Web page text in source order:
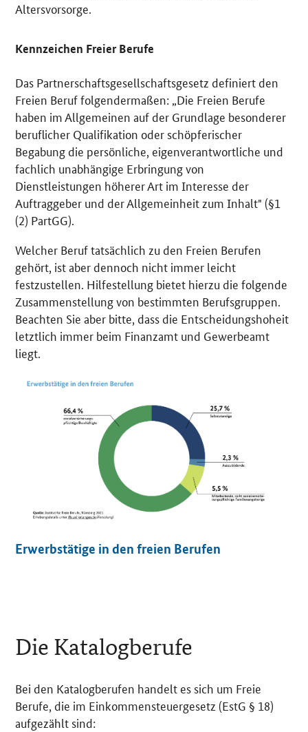
Altersvorsorge.
Kennzeichen Freier Berufe
Das Partnerschaftsgesellschaftsgesetz definiert den
Freien Beruf folgendermaßen: „Die Freien Berufe
haben im Allgemeinen auf der Grundlage besonderer
beruflicher Qualifikation oder schöpferischer
Begabung die persönliche, eigenverantwortliche und
fachlich unabhängige Erbringung von
Dienstleistungen höherer Art im Interesse der
Auftraggeber und der Allgemeinheit zum Inhalt" (§1
(2) PartGG).
Welcher Beruf tatsächlich zu den Freien Berufen
gehört, ist aber dennoch nicht immer leicht
festzustellen. Hilfestellung bietet hierzu die folgende
Zusammenstellung von bestimmten Berufsgruppen.
Beachten Sie aber bitte, dass die Entscheidungshoheit
letztlich immer beim Finanzamt und Gewerbeamt
liegt.
Erwerbstätige in den freien Berufen
e
tDie Katalogberufe
Bei den Katalogberufen handelt es sich um Freie
Berufe, die im Einkommensteuergesetz (EstG § 18)
aufgezählt sind: